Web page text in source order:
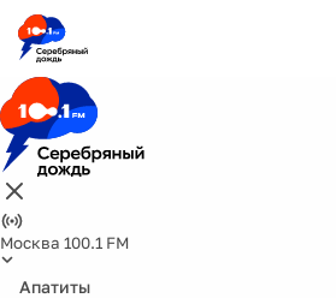
Москва 100.1 FM
Апатиты